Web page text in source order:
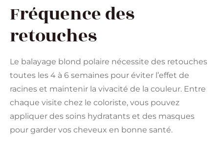
Fréquence des
retouches
Le balayage blond polaire nécessite des retouches
toutes les 4 à 6 semaines pour éviter l’effet de
racines et maintenir la vivacité de la couleur. Entre
chaque visite chez le coloriste, vous pouvez
appliquer des soins hydratants et des masques
pour garder vos cheveux en bonne santé.